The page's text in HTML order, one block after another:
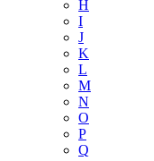
H
I
J
K
L
M
N
O
P
Q